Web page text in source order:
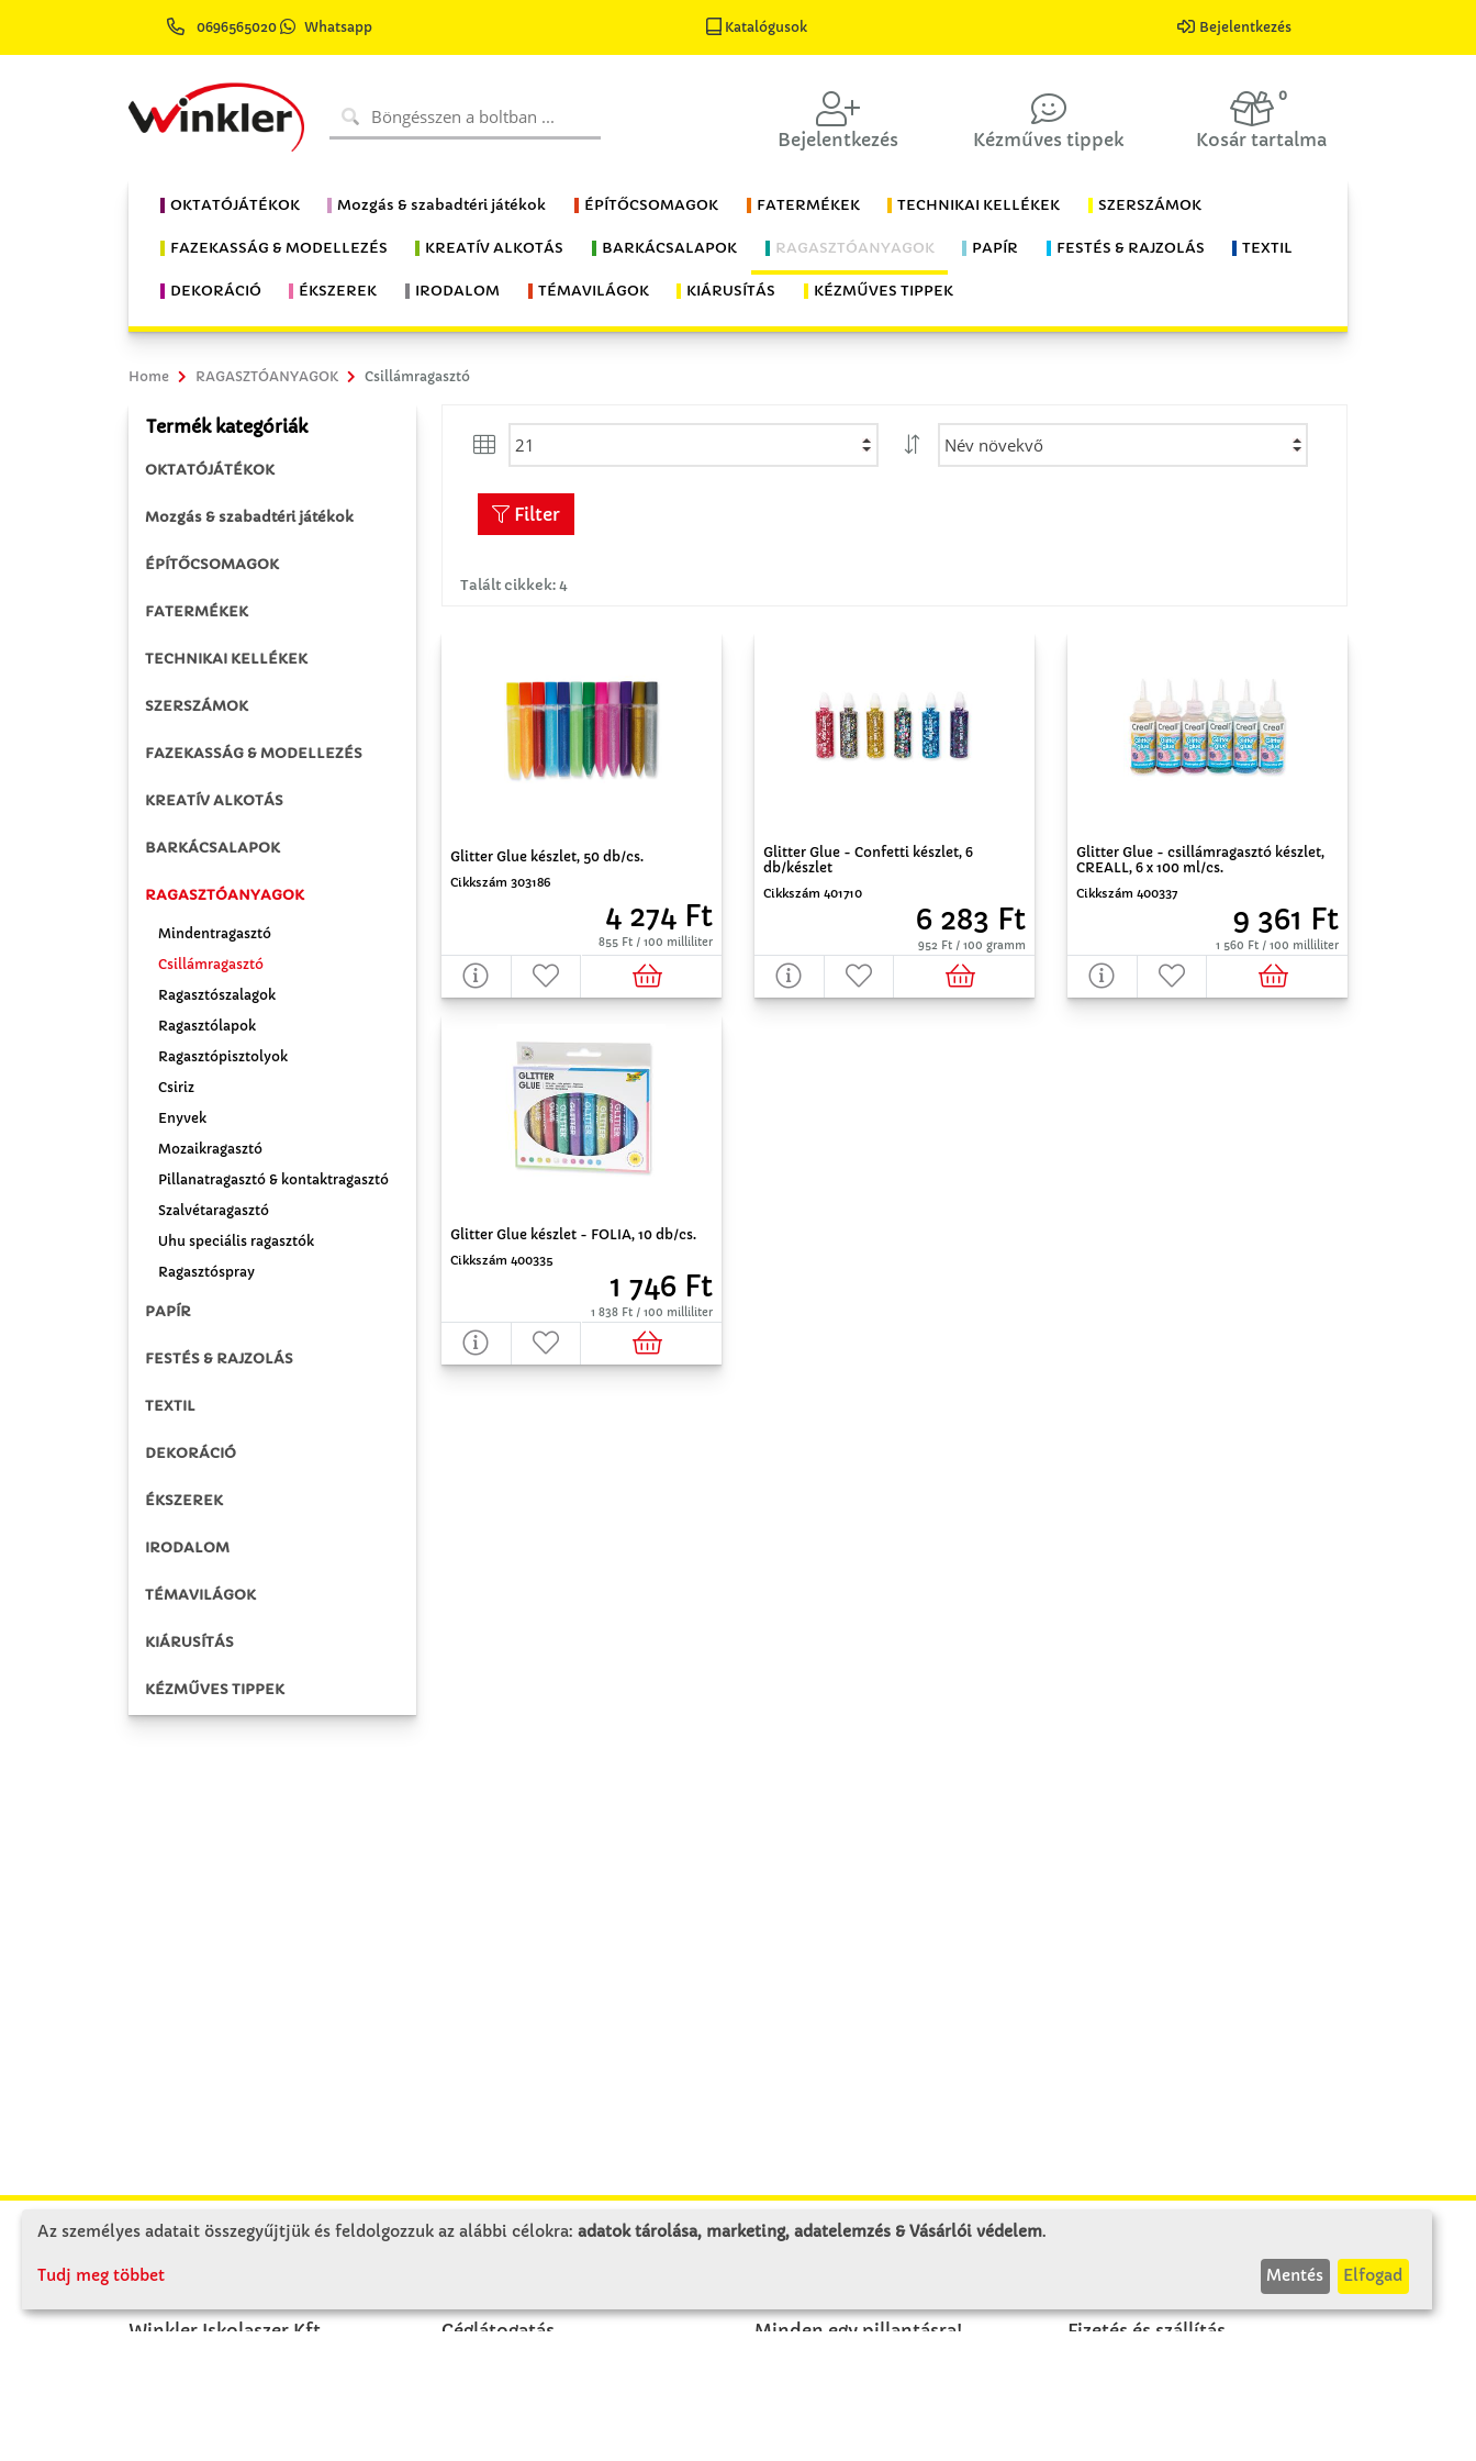
0696565020 Whatsapp Katalógusok Bejelentkezés
Bejelentkezés Kézműves tippek
0
Kosár tartalma
OKTATÓJÁTÉKOK Mozgás & szabadtéri játékok ÉPÍTŐCSOMAGOK FATERMÉKEK TECHNIKAI KELLÉKEK SZERSZÁMOK
FAZEKASSÁG & MODELLEZÉS KREATÍV ALKOTÁS BARKÁCSALAPOK RAGASZTÓANYAGOK PAPÍR FESTÉS & RAJZOLÁS TEXTIL
DEKORÁCIÓ ÉKSZEREK IRODALOM TÉMAVILÁGOK KIÁRUSÍTÁS KÉZMŰVES TIPPEK
Home RAGASZTÓANYAGOK Csillámragasztó
Termék kategóriák
OKTATÓJÁTÉKOK
Mozgás & szabadtéri játékok
ÉPÍTŐCSOMAGOK
FATERMÉKEK
TECHNIKAI KELLÉKEK
SZERSZÁMOK
FAZEKASSÁG & MODELLEZÉS
KREATÍV ALKOTÁS
BARKÁCSALAPOK
RAGASZTÓANYAGOK
Mindentragasztó
Csillámragasztó
Ragasztószalagok
Ragasztólapok
Ragasztópisztolyok
Csiriz
Enyvek
Mozaikragasztó
Pillanatragasztó & kontaktragasztó
Szalvétaragasztó
Uhu speciális ragasztók
Ragasztóspray
PAPÍR
FESTÉS & RAJZOLÁS
TEXTIL
DEKORÁCIÓ
ÉKSZEREK
IRODALOM
TÉMAVILÁGOK
KIÁRUSÍTÁS
KÉZMŰVES TIPPEK
Talált cikkek: 4
Filter
Glitter Glue készlet, 50 db/cs.
Cikkszám 303186
4 274 Ft
855 Ft / 100 milliliter
Glitter Glue - Confetti készlet, 6
db/készlet
Cikkszám 401710
6 283 Ft
952 Ft / 100 gramm
Glitter Glue - csillámragasztó készlet,
CREALL, 6 x 100 ml/cs.
Cikkszám 400337
9 361 Ft
1 560 Ft / 100 milliliter
Glitter Glue készlet - FOLIA, 10 db/cs.
Cikkszám 400335
1 746 Ft
1 838 Ft / 100 milliliter
KAPCSOLAT
Winkler Iskolaszer Kft.
Céglátogatás
Minden egy pillantásra!
Fizetés és szállítás
Az személyes adatait összegyűjtjük és feldolgozzuk az alábbi célokra: adatok tárolása, marketing, adatelemzés & Vásárlói védelem.
Tudj meg többet Mentés Elfogad